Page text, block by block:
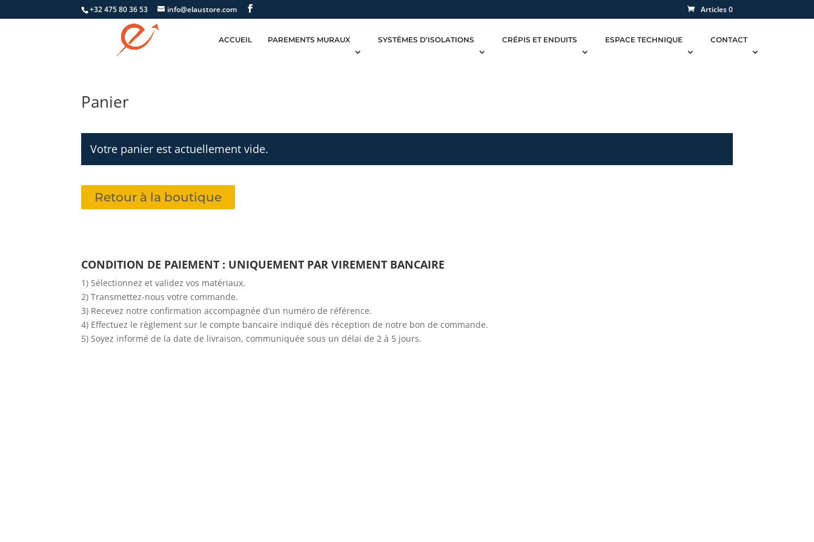
+32 475 80 36 53 info@elaustore.com Articles 0
ACCUEIL PAREMENTS MURAUX SYSTÈMES D’ISOLATIONS CRÉPIS ET ENDUITS ESPACE TECHNIQUE CONTACT
Panier
Votre panier est actuellement vide.
Retour à la boutique
CONDITION DE PAIEMENT : UNIQUEMENT PAR VIREMENT BANCAIRE
1) Sélectionnez et validez vos matériaux.
2) Transmettez-nous votre commande.
3) Recevez notre confirmation accompagnée d’un numéro de référence.
4) Effectuez le règlement sur le compte bancaire indiqué dès réception de notre bon de commande.
5) Soyez informé de la date de livraison, communiquée sous un délai de 2 à 5 jours.